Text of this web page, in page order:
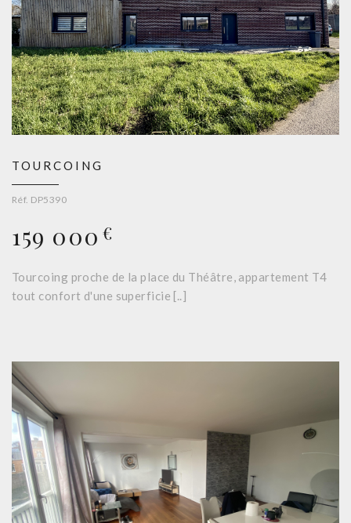
TOURCOING
Réf. DP5390
159 000 €
Tourcoing proche de la place du Théâtre, appartement T4
tout confort d'une superficie [..]